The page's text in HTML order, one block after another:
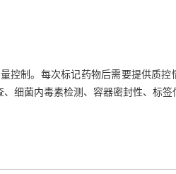
控制。每次标记药物后需要提供质
细菌内毒素检测、容器密封性、标